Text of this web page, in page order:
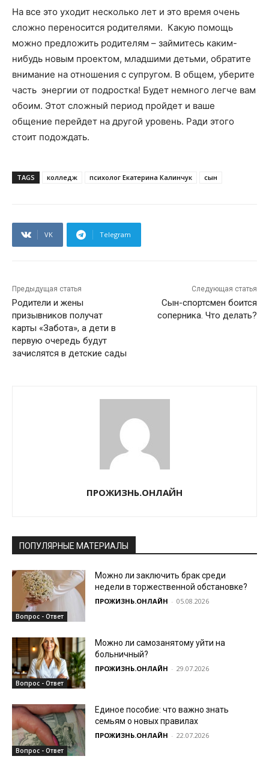
На все это уходит несколько лет и это время очень
сложно переносится родителями. Какую помощь
можно предложить родителям – займитесь каким-
нибудь новым проектом, младшими детьми, обратите
внимание на отношения с супругом. В общем, уберите
часть энергии от подростка! Будет немного легче вам
обоим. Этот сложный период пройдет и ваше
общение перейдет на другой уровень. Ради этого
стоит подождать.
TAGS колледж психолог Екатерина Калинчук сын
VK Telegram
Предыдущая статья
Родители и жены
призывников получат
карты «Забота», а дети в
первую очередь будут
зачислятся в детские сады
Следующая статья
Сын-спортсмен боится
соперника. Что делать?
ПРОЖИЗНЬ.ОНЛАЙН
ПОПУЛЯРНЫЕ МАТЕРИАЛЫ
Вопрос - Ответ
Можно ли заключить брак среди
недели в торжественной обстановке?
ПРОЖИЗНЬ.ОНЛАЙН - 05.08.2026
Вопрос - Ответ
Можно ли самозанятому уйти на
больничный?
ПРОЖИЗНЬ.ОНЛАЙН - 29.07.2026
Вопрос - Ответ
Единое пособие: что важно знать
семьям о новых правилах
ПРОЖИЗНЬ.ОНЛАЙН - 22.07.2026